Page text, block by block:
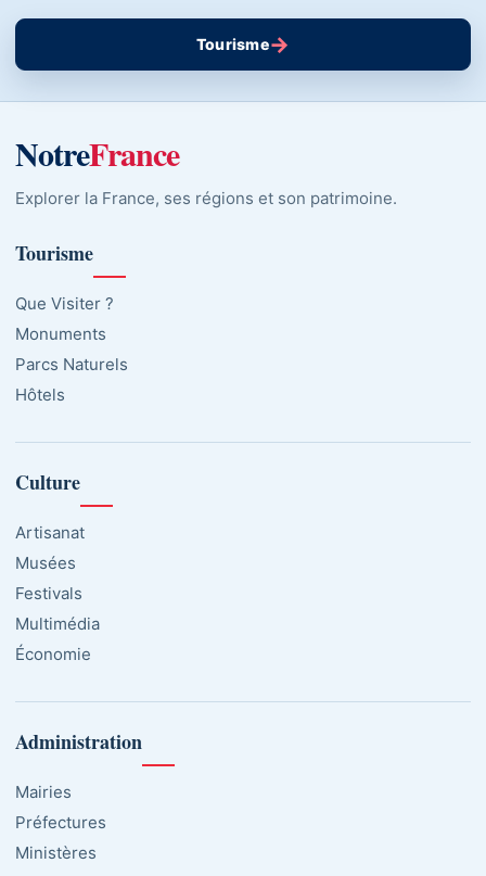
Tourisme→
NotreFrance
Explorer la France, ses régions et son patrimoine.
Tourisme
Que Visiter ?
Monuments
Parcs Naturels
Hôtels
Culture
Artisanat
Musées
Festivals
Multimédia
Économie
Administration
Mairies
Préfectures
Ministères